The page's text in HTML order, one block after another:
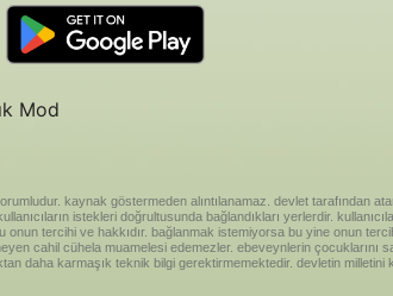
Mod
kaynak göstermeden alıntılanamaz. devlet tarafından
istekleri doğrultusunda bağlandıkları yerlerdir.
tercihi ve hakkıdır. bağlanmak istemiyorsa bu yine onun
cahil cühela muamelesi edemezler. ebeveynlerin çocuklarını
daha karmaşık teknik bilgi gerektirmemektedir. devletin